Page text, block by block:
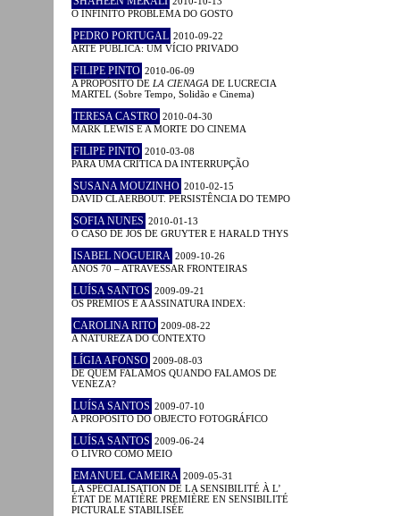
O INFINITO PROBLEMA DO GOSTO
PEDRO PORTUGAL 2010-09-22
ARTE PÚBLICA: UM VÍCIO PRIVADO
FILIPE PINTO 2010-06-09
A PROPÓSITO DE LA CIENAGA DE LUCRECIA
MARTEL (Sobre Tempo, Solidão e Cinema)
TERESA CASTRO 2010-04-30
MARK LEWIS E A MORTE DO CINEMA
FILIPE PINTO 2010-03-08
PARA UMA CRÍTICA DA INTERRUPÇÃO
SUSANA MOUZINHO 2010-02-15
DAVID CLAERBOUT. PERSISTÊNCIA DO TEMPO
SOFIA NUNES 2010-01-13
O CASO DE JOS DE GRUYTER E HARALD THYS
ISABEL NOGUEIRA 2009-10-26
ANOS 70 – ATRAVESSAR FRONTEIRAS
LUÍSA SANTOS 2009-09-21
OS PRÉMIOS E A ASSINATURA INDEX:
CAROLINA RITO 2009-08-22
A NATUREZA DO CONTEXTO
LÍGIA AFONSO 2009-08-03
DE QUEM FALAMOS QUANDO FALAMOS DE
VENEZA?
LUÍSA SANTOS 2009-07-10
A PROPÓSITO DO OBJECTO FOTOGRÁFICO
LUÍSA SANTOS 2009-06-24
O LIVRO COMO MEIO
EMANUEL CAMEIRA 2009-05-31
LA SPÉCIALISATION DE LA SENSIBILITÉ À L’
ÉTAT DE MATIÈRE PREMIÈRE EN SENSIBILITÉ
PICTURALE STABILISÉE